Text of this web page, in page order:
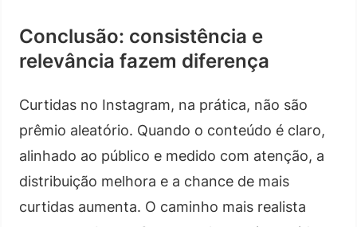
Conclusão: consistência e
relevância fazem diferença
Curtidas no Instagram, na prática, não são
prêmio aleatório. Quando o conteúdo é claro,
alinhado ao público e medido com atenção, a
distribuição melhora e a chance de mais
curtidas aumenta. O caminho mais realista